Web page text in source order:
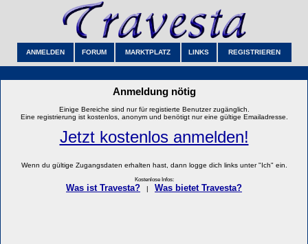
ANMELDEN FORUM MARKTPLATZ LINKS REGISTRIEREN
Anmeldung nötig
Einige Bereiche sind nur für registierte Benutzer zugänglich.
Eine registrierung ist kostenlos, anonym und benötigt nur eine gültige Emailadresse.
Jetzt kostenlos anmelden!
Wenn du gültige Zugangsdaten erhalten hast, dann logge dich links unter "Ich" ein.
Kostenlose Infos:
Was ist Travesta? Was bietet Travesta?